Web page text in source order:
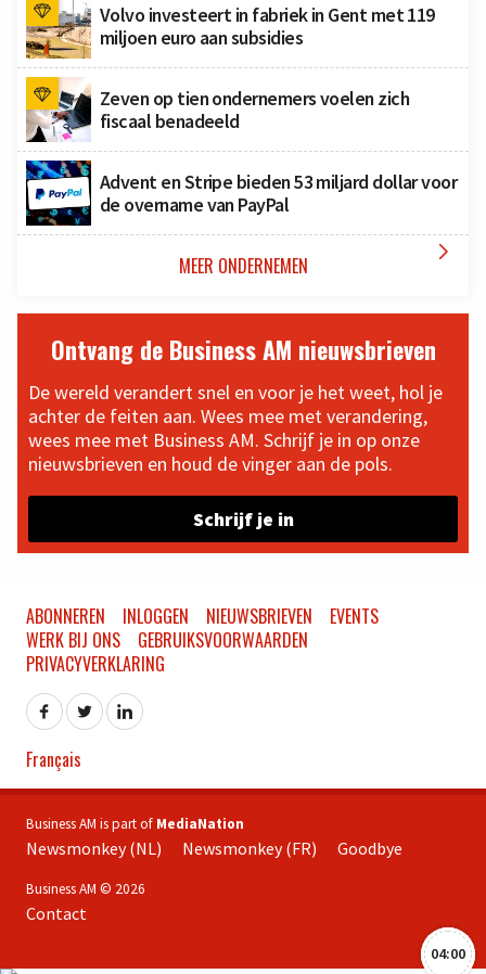
Volvo investeert in fabriek in Gent met 119
miljoen euro aan subsidies
Zeven op tien ondernemers voelen zich
fiscaal benadeeld
Advent en Stripe bieden 53 miljard dollar voor
de overname van PayPal
MEER ONDERNEMEN 
Ontvang de Business AM nieuwsbrieven
De wereld verandert snel en voor je het weet, hol je
achter de feiten aan. Wees mee met verandering,
wees mee met Business AM. Schrijf je in op onze
nieuwsbrieven en houd de vinger aan de pols.
Schrijf je in
04:00
ABONNEREN INLOGGEN NIEUWSBRIEVEN
EVENTS
WERK BIJ ONS
GEBRUIKSVOORWAARDEN
PRIVACYVERKLARING
Français
Business AM is part of MediaNation
Newsmonkey (NL) Newsmonkey (FR) Goodbye
Business AM © 2026
Contact